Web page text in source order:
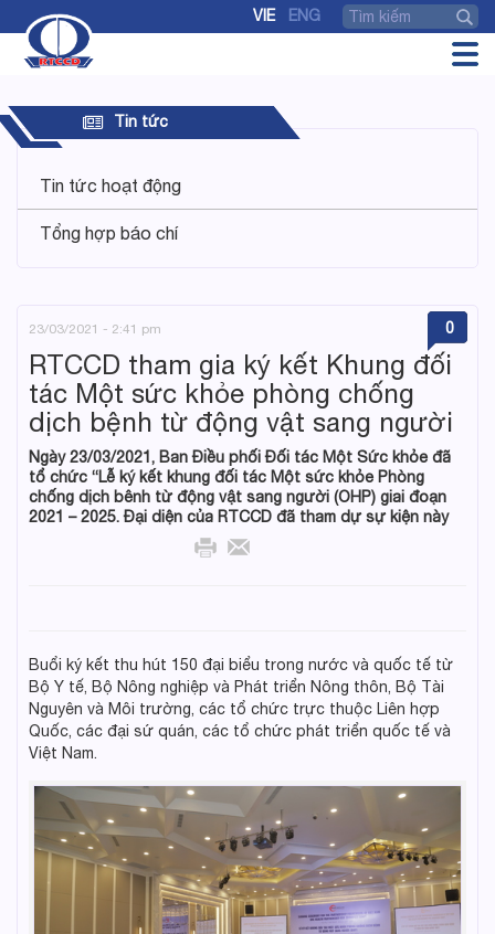
VIE ENG
Tin tức
Tin tức hoạt động
Tổng hợp báo chí
23/03/2021 - 2:41 pm 0
RTCCD tham gia ký kết Khung đối
tác Một sức khỏe phòng chống
dịch bệnh từ động vật sang người
Ngày 23/03/2021, Ban Điều phối Đối tác Một Sức khỏe đã
tổ chức “Lễ ký kết khung đối tác Một sức khỏe Phòng
chống dịch bênh từ động vật sang người (OHP) giai đoạn
2021 – 2025. Đại diện của RTCCD đã tham dự sự kiện này
Buổi ký kết thu hút 150 đại biểu trong nước và quốc tế từ
Bộ Y tế, Bộ Nông nghiệp và Phát triển Nông thôn, Bộ Tài
Nguyên và Môi trường, các tổ chức trực thuộc Liên hợp
Quốc, các đại sứ quán, các tổ chức phát triển quốc tế và
Việt Nam.